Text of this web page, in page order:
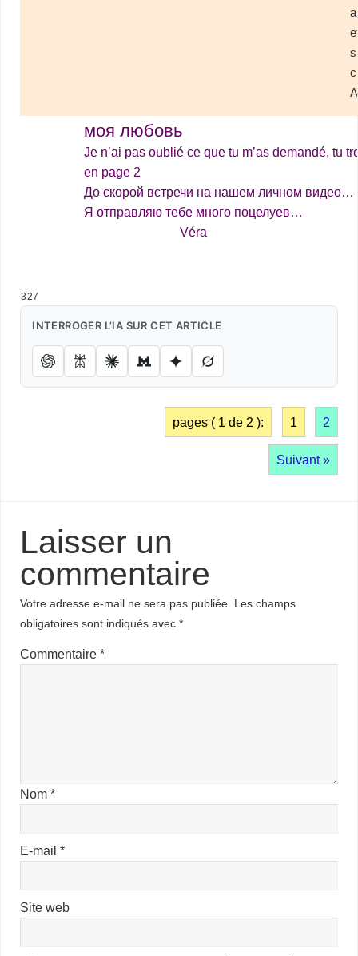
моя любовь
Je n’ai pas oublié ce que tu m’as demandé, tu
en page 2
До скорой встречи на нашем личном видео…
Я отправляю тебе много поцелуев…
Véra
327
INTERROGER L’IA SUR CET ARTICLE
pages ( 1 de 2 ): 1 2
Suivant »
Laisser un
commentaire
Votre adresse e-mail ne sera pas publiée. Les champs
obligatoires sont indiqués avec*
Commentaire*
Nom*
E-mail*
Site web